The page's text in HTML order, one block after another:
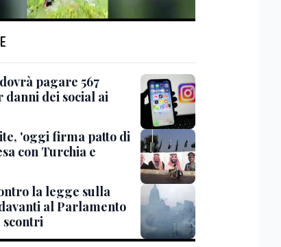
pagare 567
dei social ai
'oggi firma patto di
con Turchia e
la legge sulla
al Parlamento
scontri